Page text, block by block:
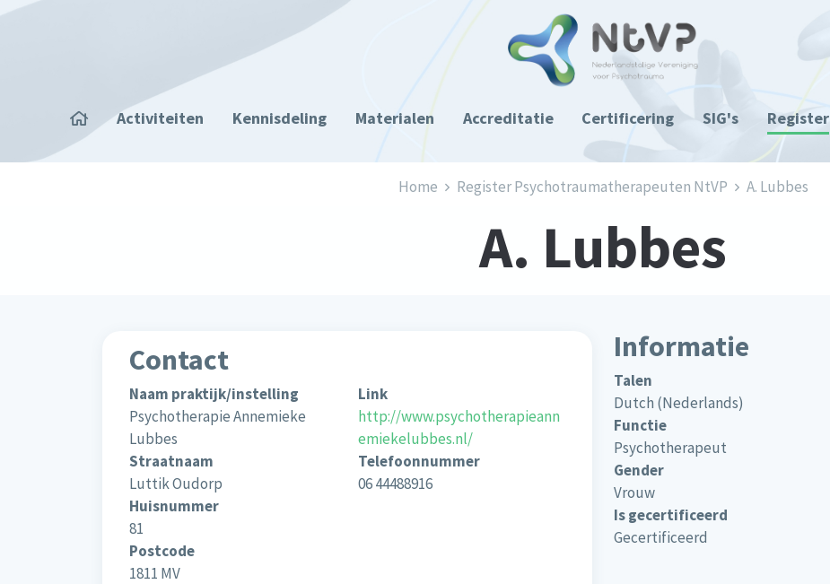
Home Activiteiten Kennisdeling Materialen Accreditatie Certificering SIG's Register
Home Register Psychotraumatherapeuten NtVP A. Lubbes
A. Lubbes
Contact
Naam praktijk/instelling
Psychotherapie Annemieke
Lubbes
Straatnaam
Luttik Oudorp
Huisnummer
81
Postcode
1811 MV
Link
http://www.psychotherapieann
emiekelubbes.nl/
Telefoonnummer
06 44488916
Informatie
Talen
Dutch (Nederlands)
Functie
Psychotherapeut
Gender
Vrouw
Is gecertificeerd
Gecertificeerd